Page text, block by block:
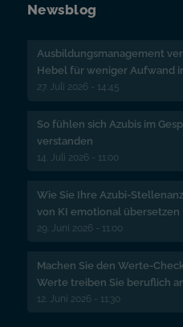
Newsblog
Ausbildungsmanagement
Hebel für weniger Aufwand
27. Juli 2026 - 14:45
So fühlen sich Azubis im
verstanden
14. Juli 2026 - 11:00
Wie Sie Ihre Azubi-
von KI emotional übersetzen
29. Juni 2026 - 11:00
Machen Sie den Werte-
Werte treiben Sie beruflich
12. Juni 2026 - 11:30